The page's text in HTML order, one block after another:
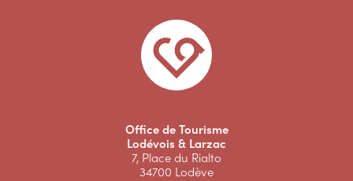
Office de Tourisme
Lodévois & Larzac
7, Place du Rialto
34700 Lodève